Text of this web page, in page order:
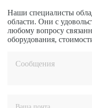
Наши специалисты
области. Они с
любому вопросу
оборудования,